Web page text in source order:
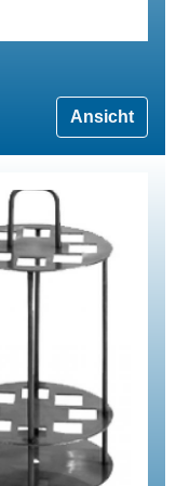
Ansicht